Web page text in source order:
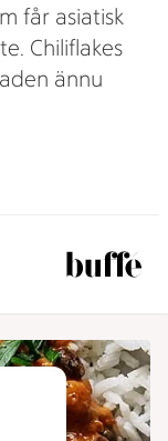
får asiatisk
Chiliflakes
ännu